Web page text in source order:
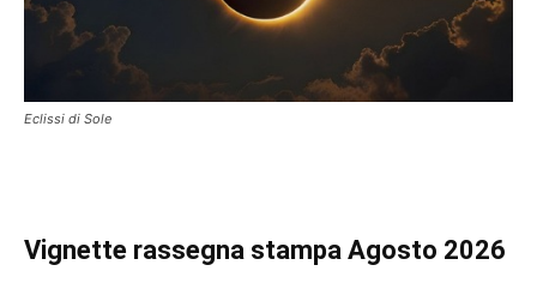
Eclissi di Sole
Vignette rassegna stampa Agosto 2026